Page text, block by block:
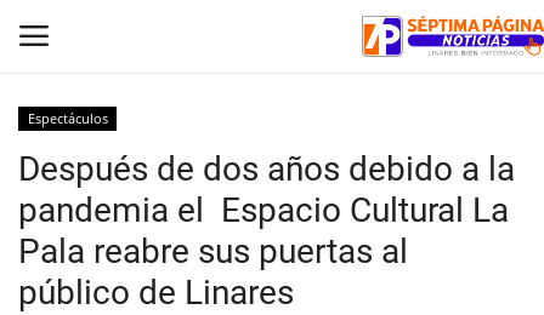
Inicio
Crónica
Policial
Espectáculos
Después de dos años debido a la
pandemia el Espacio Cultural La
Pala reabre sus puertas al
público de Linares